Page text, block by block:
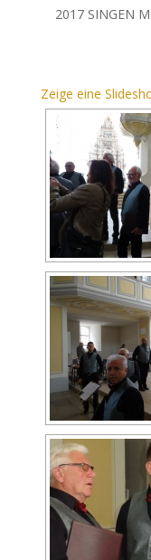
2017 SINGEN
Zeige eine